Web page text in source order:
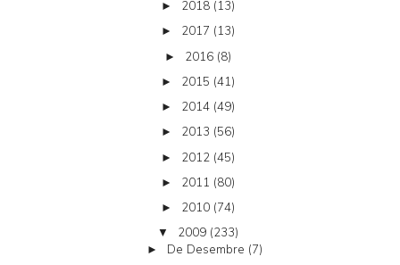
► 2018 (13)
► 2017 (13)
► 2016 (8)
► 2015 (41)
► 2014 (49)
► 2013 (56)
► 2012 (45)
► 2011 (80)
► 2010 (74)
▼ 2009 (233)
► De Desembre (7)